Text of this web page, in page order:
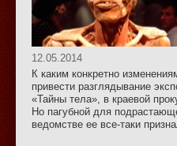
12.05.2014
К каким конкретно
привести разглядывание
«Тайны тела», в краевой
Но пагубной для
ведомстве ее все-таки